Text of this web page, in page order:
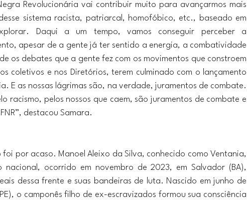
Revolucionária vai contribuir muito para avançarmos mais
sistema racista, patriarcal, homofóbico, etc., baseado em
Daqui a um tempo, vamos conseguir perceber a
apesar de a gente já ter sentido a energia, a combatividade
os debates que a gente fez com os movimentos que constroem
coletivos e nos Diretórios, terem culminado com o lançamento
E as nossas lágrimas são, na verdade, juramentos de combate.
racismo, pelos nossos que caem, são juramentos de combate e
destacou Samara.
por acaso. Manoel Aleixo da Silva, conhecido como Ventania,
nacional, ocorrido em novembro de 2023, em Salvador (BA),
dessa frente e suas bandeiras de luta. Nascido em junho de
o camponês filho de ex-escravizados formou sua consciência